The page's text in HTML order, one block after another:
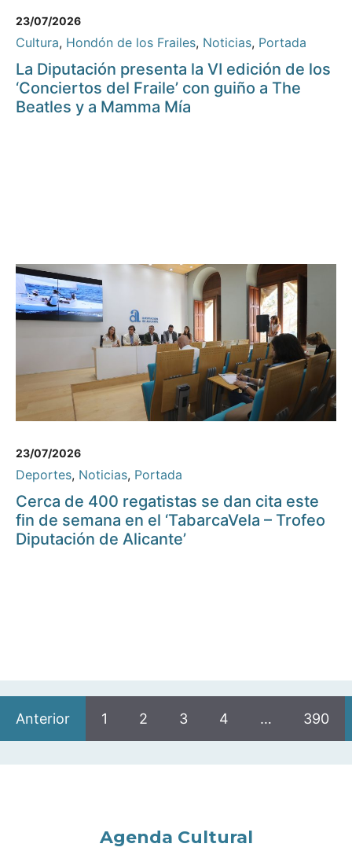
23/07/2026
Cultura, Hondón de los Frailes, Noticias, Portada
La Diputación presenta la VI edición de los
‘Conciertos del Fraile’ con guiño a The
Beatles y a Mamma Mía
23/07/2026
Deportes, Noticias, Portada
Cerca de 400 regatistas se dan cita este
fin de semana en el ‘TabarcaVela – Trofeo
Diputación de Alicante’
Anterior 1 2 3 4 … 390
Agenda Cultural